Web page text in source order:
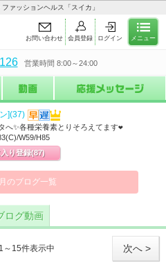
ァッションヘルス「スイカ」
お問い合わせ 会員登録 ログイン メニュー
営業時間 8:00～24:00
](37)
へ✨各種栄養素とりそろえてます❤
W59/H85
り登録(87)
のブログ一覧
ログ動画
次へ >
～15件表示中